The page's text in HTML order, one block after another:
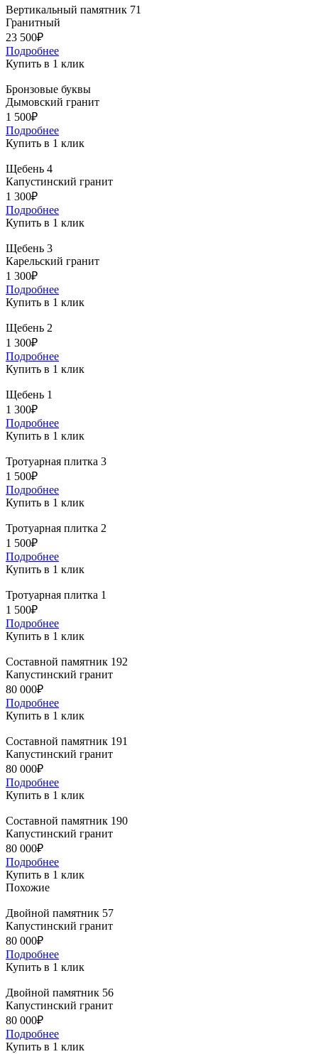
Вертикальный памятник 71
Гранитный
23 500₽
Подробнее
Купить в 1 клик
Бронзовые буквы
Дымовский гранит
1 500₽
Подробнее
Купить в 1 клик
Щебень 4
Капустинский гранит
1 300₽
Подробнее
Купить в 1 клик
Щебень 3
Карельский гранит
1 300₽
Подробнее
Купить в 1 клик
Щебень 2
1 300₽
Подробнее
Купить в 1 клик
Щебень 1
1 300₽
Подробнее
Купить в 1 клик
Тротуарная плитка 3
1 500₽
Подробнее
Купить в 1 клик
Тротуарная плитка 2
1 500₽
Подробнее
Купить в 1 клик
Тротуарная плитка 1
1 500₽
Подробнее
Купить в 1 клик
Составной памятник 192
Капустинский гранит
80 000₽
Подробнее
Купить в 1 клик
Составной памятник 191
Капустинский гранит
80 000₽
Подробнее
Купить в 1 клик
Составной памятник 190
Капустинский гранит
80 000₽
Подробнее
Купить в 1 клик
Похожие
Двойной памятник 57
Капустинский гранит
80 000₽
Подробнее
Купить в 1 клик
Двойной памятник 56
Капустинский гранит
80 000₽
Подробнее
Купить в 1 клик